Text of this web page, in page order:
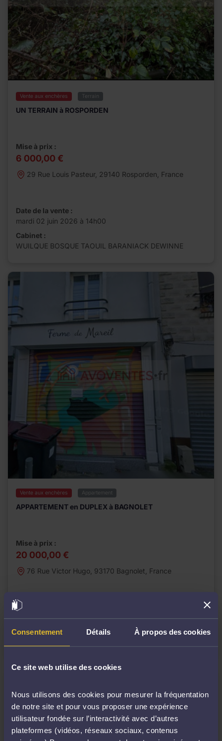
Consentement Détails À propos des cookies
Ce site web utilise des cookies
Nous utilisons des cookies pour mesurer la fréquentation
de notre site et pour vous proposer une expérience
utilisateur fondée sur l’interactivité avec d’autres
plateformes (vidéos, réseaux sociaux, contenus
Vente aux enchères Terrain
UN TERRAIN à ROSPORDEN
Mise à prix :
6 000,00 €
29 Rue Louis Pasteur, 29140 Rosporden, France
Date de la vente :
mardi 02 juin 2026 à 14h00
Cabinet :
WUILQUE BOSQUE TAOUIL BARANIACK DEWINNE
Vente aux enchères Appartement
APPARTEMENT en DUPLEX à BAGNOLET
Mise à prix :
20 000,00 €
76 Rue Victor Hugo, 93170 Bagnolet, France
Date de la vente :
mardi 02 juin 2026 à 14h00
Cabinet :